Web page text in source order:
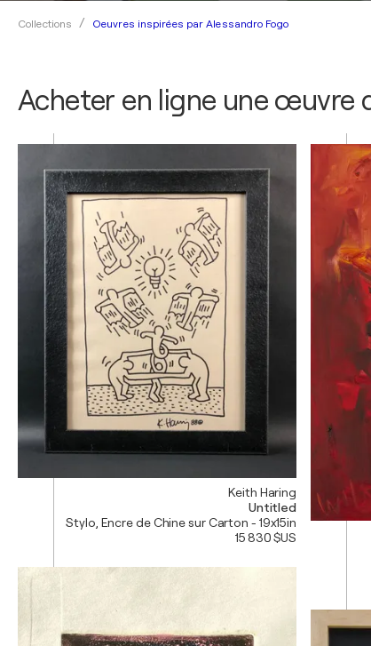
Collections Oeuvres inspirées par Alessandro Fogo
Acheter en ligne une œuvre
Keith Haring
Untitled
Stylo, Encre de Chine sur Carton - 19x15in
15 830 $US